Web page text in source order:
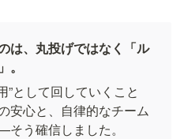
は、丸投げではなく「ル
。
”として回していくこと
安心と、自律的なチーム
う確信しました。